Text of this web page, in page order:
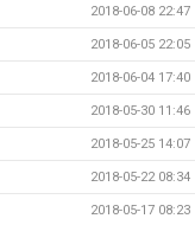
2018-06-08 22:47
2018-06-05 22:05
2018-06-04 17:40
2018-05-30 11:46
2018-05-25 14:07
2018-05-22 08:34
2018-05-17 08:23